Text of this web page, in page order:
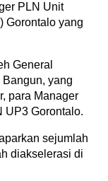
PLN Unit
Gorontalo yang
General
yang
para Manager
UP3 Gorontalo.
sejumlah
diakselerasi di